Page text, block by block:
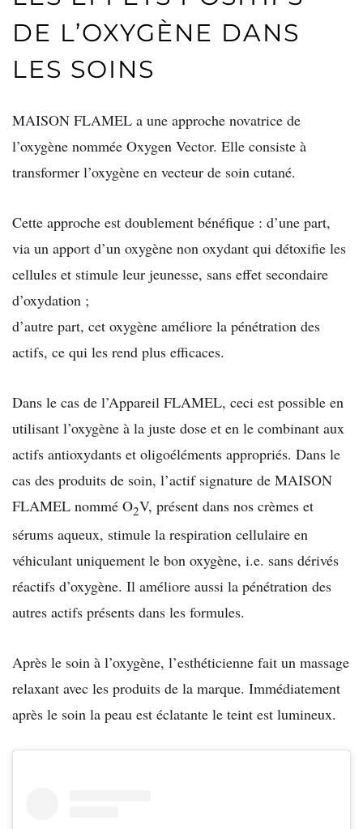
DE L’OXYGÈNE DANS
LES SOINS
MAISON FLAMEL a une approche novatrice de
l’oxygène nommée Oxygen Vector. Elle consiste à
transformer l’oxygène en vecteur de soin cutané.
Cette approche est doublement bénéfique : d’une part,
via un apport d’un oxygène non oxydant qui détoxifie les
cellules et stimule leur jeunesse, sans effet secondaire
d’oxydation ;
d’autre part, cet oxygène améliore la pénétration des
actifs, ce qui les rend plus efficaces.
Dans le cas de l’Appareil FLAMEL, ceci est possible en
utilisant l’oxygène à la juste dose et en le combinant aux
actifs antioxydants et oligoéléments appropriés. Dans le
cas des produits de soin, l’actif signature de MAISON
FLAMEL nommé O2V, présent dans nos crèmes et
sérums aqueux, stimule la respiration cellulaire en
véhiculant uniquement le bon oxygène, i.e. sans dérivés
réactifs d’oxygène. Il améliore aussi la pénétration des
autres actifs présents dans les formules.
Après le soin à l’oxygène, l’esthéticienne fait un massage
relaxant avec les produits de la marque. Immédiatement
après le soin la peau est éclatante le teint est lumineux.